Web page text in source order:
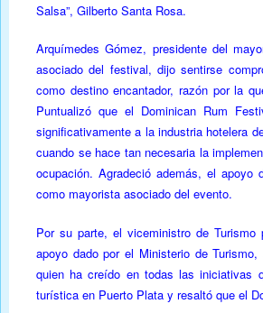
Salsa”, Gilberto Santa Rosa.
Arquímedes Gómez, presidente del
asociado del festival, dijo sentirse
como destino encantador, razón por la
Puntualizó que el Dominican Rum
significativamente a la industria hotelera
cuando se hace tan necesaria la
ocupación. Agradeció además, el apoyo
como mayorista asociado del evento.
Por su parte, el viceministro de
apoyo dado por el Ministerio de
quien ha creído en todas las iniciativas
turística en Puerto Plata y resaltó que el